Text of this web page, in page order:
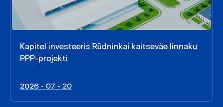
Kapitel investeeris Rūdninkai kaitseväe linnaku
PPP-projekti
2026 - 07 - 20